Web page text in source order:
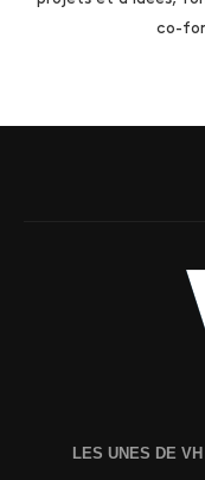
co-
LES UNES DE VH